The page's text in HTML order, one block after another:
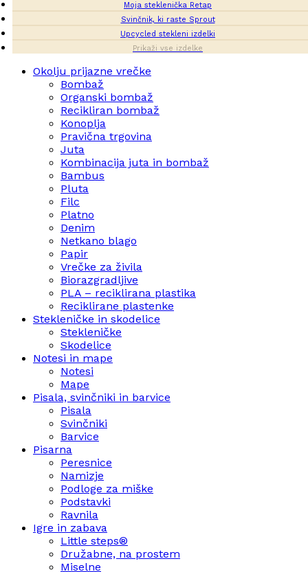
Moja steklenička Retap
Svinčnik, ki raste Sprout
Upcycled stekleni izdelki
Prikaži vse izdelke
Okolju prijazne vrečke
Bombaž
Organski bombaž
Recikliran bombaž
Konoplja
Pravična trgovina
Juta
Kombinacija juta in bombaž
Bambus
Pluta
Filc
Platno
Denim
Netkano blago
Papir
Vrečke za živila
Biorazgradljive
PLA – reciklirana plastika
Reciklirane plastenke
Stekleničke in skodelice
Stekleničke
Skodelice
Notesi in mape
Notesi
Mape
Pisala, svinčniki in barvice
Pisala
Svinčniki
Barvice
Pisarna
Peresnice
Namizje
Podloge za miške
Podstavki
Ravnila
Igre in zabava
Little steps®
Družabne, na prostem
Miselne